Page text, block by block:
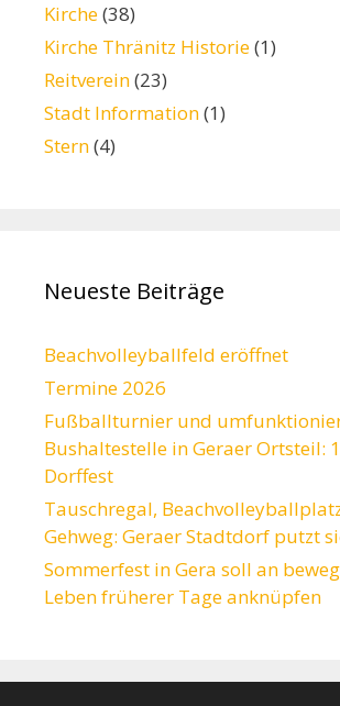
Kirche(38)
Kirche Thränitz Historie(1)
Reitverein(23)
Stadt Information(1)
Stern(4)
Neueste Beiträge
Beachvolleyballfeld eröffnet
Termine 2026
Fußballturnier und
Bushaltestelle in Geraer Ortsteil:
Dorffest
Tauschregal,
Gehweg: Geraer Stadtdorf putzt
Sommerfest in Gera soll an
Leben früherer Tage anknüpfen